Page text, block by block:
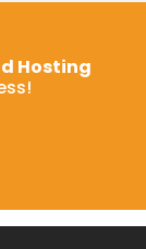
Hosting